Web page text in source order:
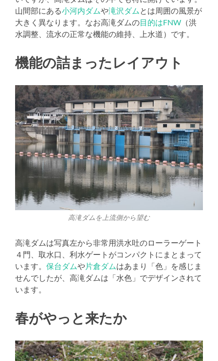
山間部にある小河内ダムや滝沢ダム とは周囲の風景が
大きく異なります。なお高滝ダムの目的はFNW （洪
水調整、流水の正常な機能の維持、上水道）です。
機能の詰まったレイアウト
高滝ダムを上流側から望む
高滝ダムは写真左から非常用洪水吐のローラーゲート
４門、取水口、利水ゲートがコンパクトにまとまって
います。保台ダムや片倉ダムはあまり「色」を感じま
せんでしたが、高滝ダムは「水色」でデザインされて
います。
春がやっと来たか